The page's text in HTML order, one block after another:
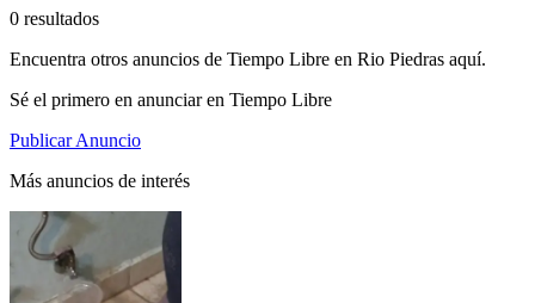
0 resultados
Encuentra otros anuncios de Tiempo Libre en Rio Piedras aquí.
Sé el primero en anunciar en Tiempo Libre
Publicar Anuncio
Más anuncios de interés